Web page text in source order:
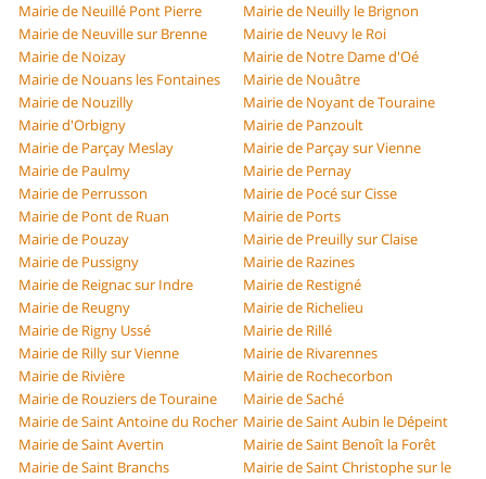
Mairie de Neuillé Pont Pierre
Mairie de Neuilly le Brignon
Mairie de Neuville sur Brenne
Mairie de Neuvy le Roi
Mairie de Noizay
Mairie de Notre Dame d'Oé
Mairie de Nouans les Fontaines
Mairie de Nouâtre
Mairie de Nouzilly
Mairie de Noyant de Touraine
Mairie d'Orbigny
Mairie de Panzoult
Mairie de Parçay Meslay
Mairie de Parçay sur Vienne
Mairie de Paulmy
Mairie de Pernay
Mairie de Perrusson
Mairie de Pocé sur Cisse
Mairie de Pont de Ruan
Mairie de Ports
Mairie de Pouzay
Mairie de Preuilly sur Claise
Mairie de Pussigny
Mairie de Razines
Mairie de Reignac sur Indre
Mairie de Restigné
Mairie de Reugny
Mairie de Richelieu
Mairie de Rigny Ussé
Mairie de Rillé
Mairie de Rilly sur Vienne
Mairie de Rivarennes
Mairie de Rivière
Mairie de Rochecorbon
Mairie de Rouziers de Touraine
Mairie de Saché
Mairie de Saint Antoine du Rocher Mairie de Saint Aubin le Dépeint
Mairie de Saint Avertin
Mairie de Saint Benoît la Forêt
Mairie de Saint Branchs
Mairie de Saint Christophe sur le